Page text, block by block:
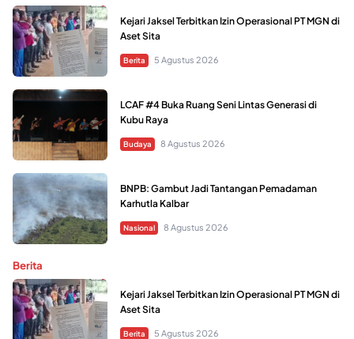
Kejari Jaksel Terbitkan Izin Operasional PT MGN di
Aset Sita
Berita 5 Agustus 2026
LCAF #4 Buka Ruang Seni Lintas Generasi di
Kubu Raya
Budaya 8 Agustus 2026
BNPB: Gambut Jadi Tantangan Pemadaman
Karhutla Kalbar
Nasional 8 Agustus 2026
Berita
Kejari Jaksel Terbitkan Izin Operasional PT MGN di
Aset Sita
Berita 5 Agustus 2026